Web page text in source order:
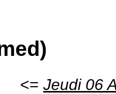
<= Jeudi 06